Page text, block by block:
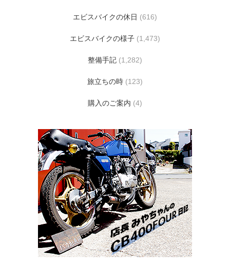
エビスバイクの休日 (616)
エビスバイクの様子 (1,473)
整備手記 (1,282)
旅立ちの時 (123)
購入のご案内 (4)